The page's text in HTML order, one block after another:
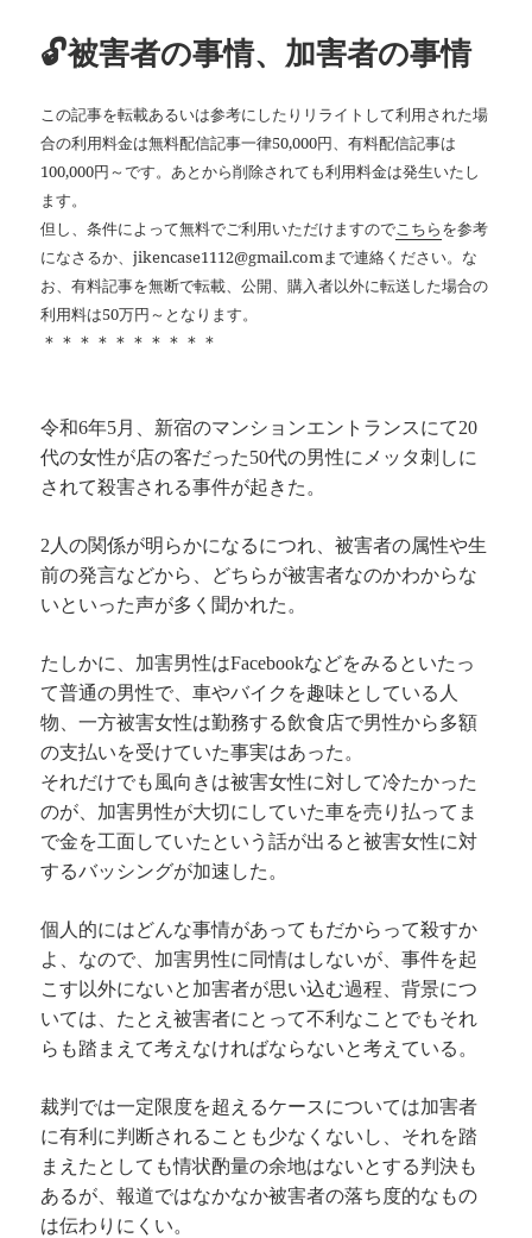
🔓被害者の事情、加害者の事情
この記事を転載あるいは参考にしたりリライトして利用された場
合の利用料金は無料配信記事一律50,000円、有料配信記事は
100,000円～です。あとから削除されても利用料金は発生いたし
ます。
但し、条件によって無料でご利用いただけますのでこちらを参考
になさるか、jikencase1112@gmail.comまで連絡ください。な
お、有料記事を無断で転載、公開、購入者以外に転送した場合の
利用料は50万円～となります。
＊＊＊＊＊＊＊＊＊＊
令和6年5月、新宿のマンションエントランスにて20
代の女性が店の客だった50代の男性にメッタ刺しに
されて殺害される事件が起きた。
2人の関係が明らかになるにつれ、被害者の属性や生
前の発言などから、どちらが被害者なのかわからな
いといった声が多く聞かれた。
たしかに、加害男性はFacebookなどをみるといたっ
て普通の男性で、車やバイクを趣味としている人
物、一方被害女性は勤務する飲食店で男性から多額
の支払いを受けていた事実はあった。
それだけでも風向きは被害女性に対して冷たかった
のが、加害男性が大切にしていた車を売り払ってま
で金を工面していたという話が出ると被害女性に対
するバッシングが加速した。
個人的にはどんな事情があってもだからって殺すか
よ、なので、加害男性に同情はしないが、事件を起
こす以外にないと加害者が思い込む過程、背景につ
いては、たとえ被害者にとって不利なことでもそれ
らも踏まえて考えなければならないと考えている。
裁判では一定限度を超えるケースについては加害者
に有利に判断されることも少なくないし、それを踏
まえたとしても情状酌量の余地はないとする判決も
あるが、報道ではなかなか被害者の落ち度的なもの
は伝わりにくい。